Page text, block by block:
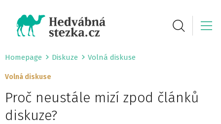
Homepage Diskuze Volná diskuse
Volná diskuse
Proč neustále mizí zpod článků
diskuze?